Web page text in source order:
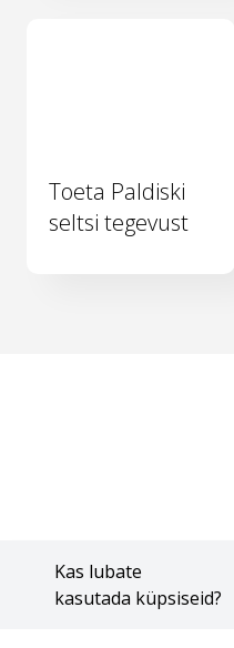
Kas lubate
kasutada küpsiseid?
Toeta Paldiski
seltsi tegevust